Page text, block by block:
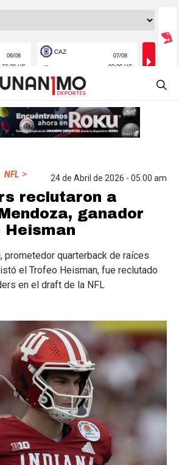
NFL > 24 de Abril de 2026 - 05:00 am
reclutaron a
ganador
Heisman
prometedor quarterback de raíces
el Trofeo Heisman, fue reclutado
en el draft de la NFL